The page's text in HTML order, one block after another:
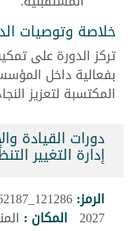
خلاصة وتوصيات
تركز الدورة على
بفعالية داخل
المكتسبة لتعزيز
دورات القيادة
إدارة التغيير التنظيمي
الرمز:121286_162187
2027 المكان :